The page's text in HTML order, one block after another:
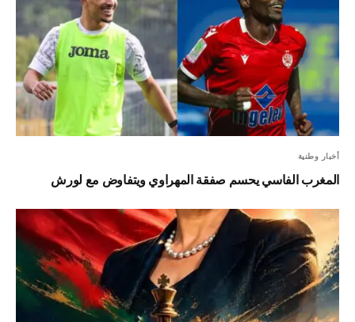
أخبار وطنية
المغرب الفاسي يحسم صفقة المهراوي ويتفاوض مع لورش